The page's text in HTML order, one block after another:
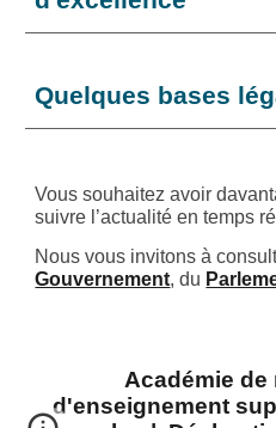
Quelques bases
Vous souhaitez avoir
suivre l’actualité en temps
Nous vous invitons à
Gouvernement, du
Académie de
d'enseignement